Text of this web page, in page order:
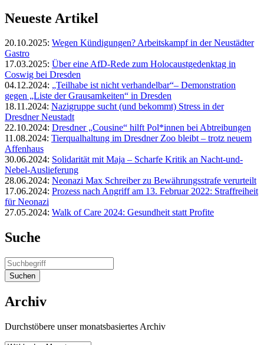
Neueste Artikel
20.10.2025: Wegen Kündigungen? Arbeitskampf in der Neustädter
Gastro
17.03.2025: Über eine AfD-Rede zum Holocaustgedenktag in
Coswig bei Dresden
04.12.2024: „Teilhabe ist nicht verhandelbar“– Demonstration
gegen „Liste der Grausamkeiten“ in Dresden
18.11.2024: Nazigruppe sucht (und bekommt) Stress in der
Dresdner Neustadt
22.10.2024: Dresdner „Cousine“ hilft Pol*innen bei Abtreibungen
11.08.2024: Tierqualhaltung im Dresdner Zoo bleibt – trotz neuem
Affenhaus
30.06.2024: Solidarität mit Maja – Scharfe Kritik an Nacht-und-
Nebel-Auslieferung
28.06.2024: Neonazi Max Schreiber zu Bewährungsstrafe verurteilt
17.06.2024: Prozess nach Angriff am 13. Februar 2022: Straffreiheit
für Neonazi
27.05.2024: Walk of Care 2024: Gesundheit statt Profite
Suche
Archiv
Durchstöbere unser monatsbasiertes Archiv